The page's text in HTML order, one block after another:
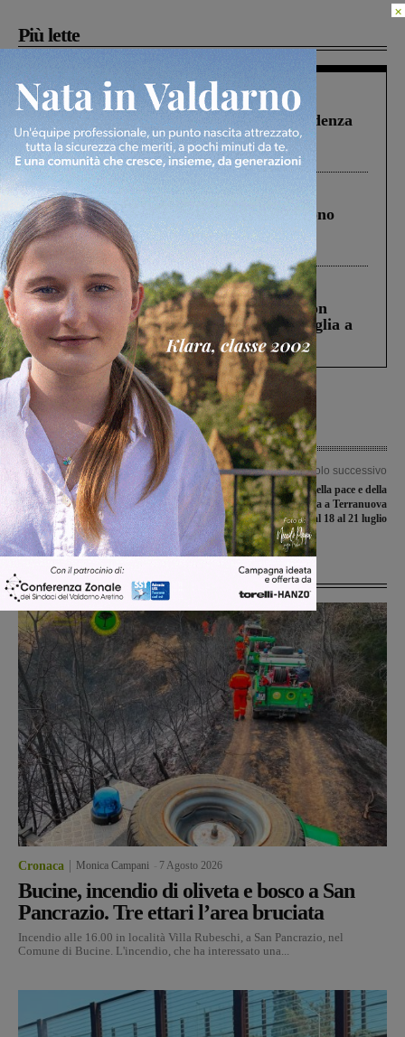
Più lette
Figline Incisa Valdarno 1 Agosto 2026
Piscina di Figline finanziata oltre la scadenza
Pnrr, il gruppo di Fratelli d’Italia: “Un
ringraziamento al Governo”
Cronaca 4 Agosto 2026
Un anno fa la strage in A1 in cui morirono
Gianni, Giulia e Franco. Lo schianto, il
processo, lo stop ai sorpassi fra tir....
Cronaca 3 Agosto 2026
Scomparso da una struttura di Castiglion
Fiorentino l’uomo che aveva ucciso la figlia a
Levane nel 2020
Articolo precedente
San Giovanni, ennesimo furto. Preso
di mira un altro negozio
Articolo successivo
EireneFest: il festival della pace e della
non violenza arriva a Terranuova
Bracciolini dal 18 al 21 luglio
Ultime Notizie
Cronaca Monica Campani 7 Agosto 2026
Bucine, incendio di oliveta e bosco a San
Pancrazio. Tre ettari l’area bruciata
Incendio alle 16.00 in località Villa Rubeschi, a San Pancrazio, nel
Comune di Bucine. L'incendio, che ha interessato una...
×